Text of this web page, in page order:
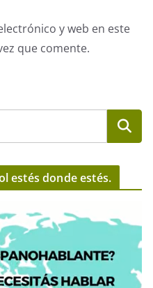
y web en este
que comente.
estés donde estés.